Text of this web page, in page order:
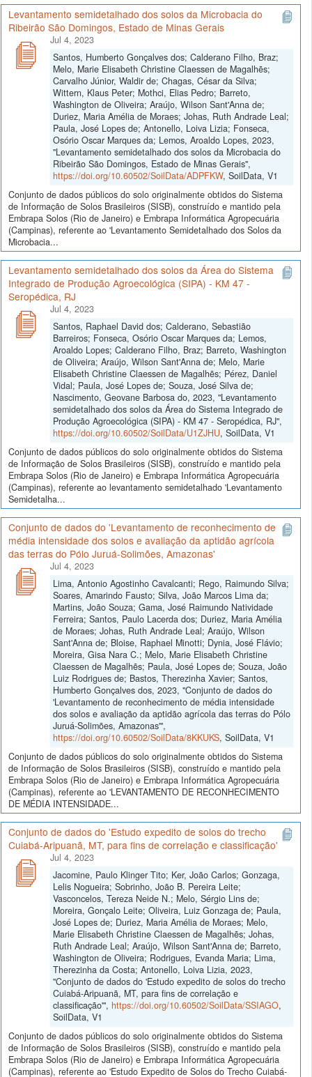
Levantamento semidetalhado dos solos da Microbacia do
Ribeirão São Domingos, Estado de Minas Gerais
Jul 4, 2023
Santos, Humberto Gonçalves dos; Calderano Filho, Braz;
Melo, Marie Elisabeth Christine Claessen de Magalhẽs;
Carvalho Júnior, Waldir de; Chagas, César da Silva;
Wittern, Klaus Peter; Mothci, Elias Pedro; Barreto,
Washington de Oliveira; Araújo, Wilson Sant'Anna de;
Duriez, Maria Amélia de Moraes; Johas, Ruth Andrade Leal;
Paula, José Lopes de; Antonello, Loiva Lizia; Fonseca,
Osório Oscar Marques da; Lemos, Aroaldo Lopes, 2023,
"Levantamento semidetalhado dos solos da Microbacia do
Ribeirão São Domingos, Estado de Minas Gerais",
https://doi.org/10.60502/SoilData/ADPFKW, SoilData, V1
Conjunto de dados públicos do solo originalmente obtidos do Sistema
de Informação de Solos Brasileiros (SISB), construído e mantido pela
Embrapa Solos (Rio de Janeiro) e Embrapa Informática Agropecuária
(Campinas), referente ao 'Levantamento Semidetalhado dos Solos da
Microbacia...
Levantamento semidetalhado dos solos da Área do Sistema
Integrado de Produção Agroecológica (SIPA) - KM 47 -
Seropédica, RJ
Jul 4, 2023
Santos, Raphael David dos; Calderano, Sebastião
Barreiros; Fonseca, Osório Oscar Marques da; Lemos,
Aroaldo Lopes; Calderano Filho, Braz; Barreto, Washington
de Oliveira; Araújo, Wilson Sant'Anna de; Melo, Marie
Elisabeth Christine Claessen de Magalhẽs; Pérez, Daniel
Vidal; Paula, José Lopes de; Souza, José Silva de;
Nascimento, Geovane Barbosa do, 2023, "Levantamento
semidetalhado dos solos da Área do Sistema Integrado de
Produção Agroecológica (SIPA) - KM 47 - Seropédica, RJ",
https://doi.org/10.60502/SoilData/U1ZJHU, SoilData, V1
Conjunto de dados públicos do solo originalmente obtidos do Sistema
de Informação de Solos Brasileiros (SISB), construído e mantido pela
Embrapa Solos (Rio de Janeiro) e Embrapa Informática Agropecuária
(Campinas), referente ao levantamento semidetalhado 'Levantamento
Semidetalha...
Conjunto de dados do 'Levantamento de reconhecimento de
média intensidade dos solos e avaliação da aptidão agrícola
das terras do Pólo Juruá-Solimões, Amazonas'
Jul 4, 2023
Lima, Antonio Agostinho Cavalcanti; Rego, Raimundo Silva;
Soares, Amarindo Fausto; Silva, João Marcos Lima da;
Martins, João Souza; Gama, José Raimundo Natividade
Ferreira; Santos, Paulo Lacerda dos; Duriez, Maria Amélia
de Moraes; Johas, Ruth Andrade Leal; Araújo, Wilson
Sant'Anna de; Bloise, Raphael Minotti; Dynia, José Flávio;
Moreira, Gisa Nara C.; Melo, Marie Elisabeth Christine
Claessen de Magalhẽs; Paula, José Lopes de; Souza, João
Luiz Rodrigues de; Bastos, Therezinha Xavier; Santos,
Humberto Gonçalves dos, 2023, "Conjunto de dados do
'Levantamento de reconhecimento de média intensidade
dos solos e avaliação da aptidão agrícola das terras do Pólo
Juruá-Solimões, Amazonas'",
https://doi.org/10.60502/SoilData/8KKUKS, SoilData, V1
Conjunto de dados públicos do solo originalmente obtidos do Sistema
de Informação de Solos Brasileiros (SISB), construído e mantido pela
Embrapa Solos (Rio de Janeiro) e Embrapa Informática Agropecuária
(Campinas), referente ao 'LEVANTAMENTO DE RECONHECIMENTO
DE MÉDIA INTENSIDADE...
Conjunto de dados do 'Estudo expedito de solos do trecho
Cuiabá-Aripuanã, MT, para fins de correlação e classificação'
Jul 4, 2023
Jacomine, Paulo Klinger Tito; Ker, João Carlos; Gonzaga,
Lelis Nogueira; Sobrinho, João B. Pereira Leite;
Vasconcelos, Tereza Neide N.; Melo, Sérgio Lins de;
Moreira, Gonçalo Leite; Oliveira, Luiz Gonzaga de; Paula,
José Lopes de; Duriez, Maria Amélia de Moraes; Melo,
Marie Elisabeth Christine Claessen de Magalhẽs; Johas,
Ruth Andrade Leal; Araújo, Wilson Sant'Anna de; Barreto,
Washington de Oliveira; Rodrigues, Evanda Maria; Lima,
Therezinha da Costa; Antonello, Loiva Lizia, 2023,
"Conjunto de dados do 'Estudo expedito de solos do trecho
Cuiabá-Aripuanã, MT, para fins de correlação e
classificação'", https://doi.org/10.60502/SoilData/SSIAGO,
SoilData, V1
Conjunto de dados públicos do solo originalmente obtidos do Sistema
de Informação de Solos Brasileiros (SISB), construído e mantido pela
Embrapa Solos (Rio de Janeiro) e Embrapa Informática Agropecuária
(Campinas), referente ao 'Estudo Expedito de Solos do Trecho Cuiabá-